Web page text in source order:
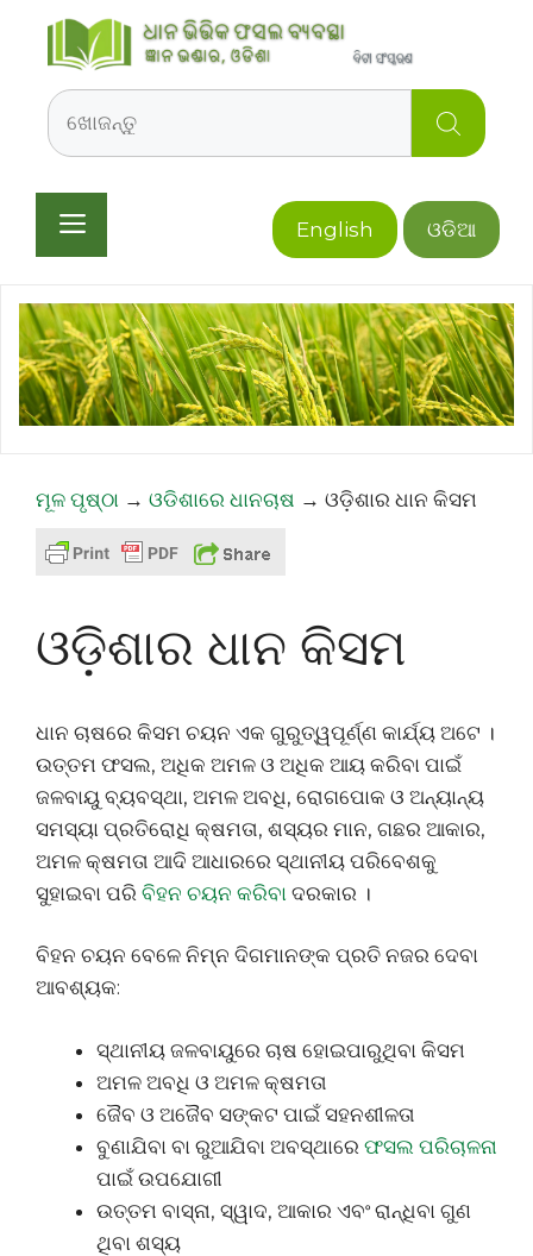
Search
English ଓଡିଆ
Menu
ମୂଳ ପୃଷ୍ଠା → ଓଡିଶାରେ ଧାନଚାଷ → ଓଡ଼ିଶାର ଧାନ କିସମ
ଓଡ଼ିଶାର ଧାନ କିସମ
ଧାନ ଚାଷରେ କିସମ ଚୟନ ଏକ ଗୁରୁତ୍ୱପୂର୍ଣ୍ଣ କାର୍ଯ୍ୟ ଅଟେ ।
ଉତ୍ତମ ଫସଲ, ଅଧିକ ଅମଳ ଓ ଅଧିକ ଆୟ କରିବା ପାଇଁ
ଜଳବାୟୁ ବ୍ୟବସ୍ଥା, ଅମଳ ଅବଧି, ରୋଗପୋକ ଓ ଅନ୍ୟାନ୍ୟ
ସମସ୍ୟା ପ୍ରତିରୋଧି କ୍ଷମତା, ଶସ୍ୟର ମାନ, ଗଛର ଆକାର,
ଅମଳ କ୍ଷମତା ଆଦି ଆଧାରରେ ସ୍ଥାନୀୟ ପରିବେଶକୁ
ସୁହାଇବା ପରି ବିହନ ଚୟନ କରିବା ଦରକାର ।
ବିହନ ଚୟନ ବେଳେ ନିମ୍ନ ଦିଗମାନଙ୍କ ପ୍ରତି ନଜର ଦେବା
ଆବଶ୍ୟକ:
ସ୍ଥାନୀୟ ଜଳବାୟୁରେ ଚାଷ ହୋଇପାରୁଥିବା କିସମ
ଅମଳ ଅବଧି ଓ ଅମଳ କ୍ଷମତା
ଜୈବ ଓ ଅଜୈବ ସଙ୍କଟ ପାଇଁ ସହନଶୀଳତା
ବୁଣାଯିବା ବା ରୁଆଯିବା ଅବସ୍ଥାରେ ଫସଲ ପରିଚାଳନା
ପାଇଁ ଉପଯୋଗୀ
ଉତ୍ତମ ବାସ୍ନା, ସ୍ୱାଦ, ଆକାର ଏବଂ ରାନ୍ଧିବା ଗୁଣ
ଥିବା ଶସ୍ୟ